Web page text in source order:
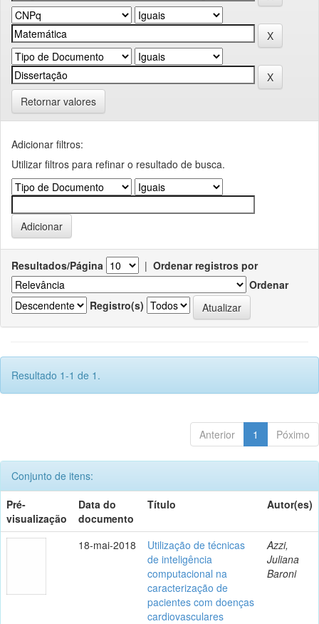
Retornar valores
Adicionar filtros:
Utilizar filtros para refinar o resultado de busca.
Resultados/Página | Ordenar registros por
Ordenar
Registro(s)
Resultado 1-1 de 1.
Anterior 1 Póximo
Conjunto de itens:
Pré-
visualização
Data do
documento
Título Autor(es)
18-mai-2018
Utilização de técnicas
de inteligência
computacional na
caracterização de
pacientes com doenças
cardiovasculares
Azzi,
Juliana
Baroni